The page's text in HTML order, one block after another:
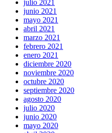
julio 2021
junio 2021
mayo 2021
abril 2021
marzo 2021
febrero 2021
enero 2021
diciembre 2020
noviembre 2020
octubre 2020
septiembre 2020
agosto 2020
julio 2020
junio 2020
mayo 2020